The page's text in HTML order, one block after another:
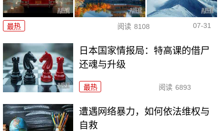
最热 阅读 8108 07-31
日本国家情报局：特高课的借尸
还魂与升级
最热 阅读 6893
遭遇网络暴力，如何依法维权与
自救